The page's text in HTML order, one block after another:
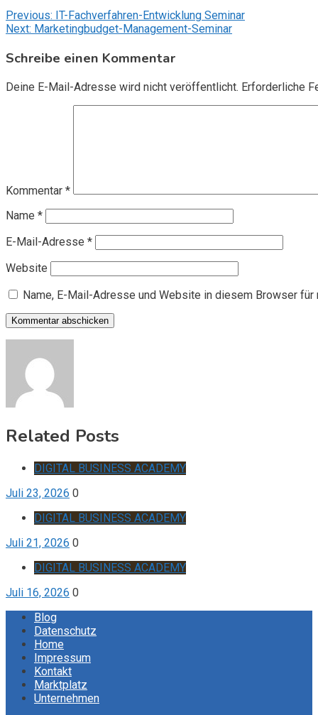
Beitragsnavigation
Previous: IT-Fachverfahren-Entwicklung Seminar
Next: Marketingbudget-Management-Seminar
Schreibe einen Kommentar
Deine E-Mail-Adresse wird nicht veröffentlicht. Erforderliche
Kommentar *
Name *
E-Mail-Adresse *
Website
Name, E-Mail-Adresse und Website in diesem Browser
Related Posts
DIGITAL BUSINESS ACADEMY
Juli 23, 2026 0
DIGITAL BUSINESS ACADEMY
Juli 21, 2026 0
DIGITAL BUSINESS ACADEMY
Juli 16, 2026 0
Blog
Datenschutz
Home
Impressum
Kontakt
Marktplatz
Unternehmen